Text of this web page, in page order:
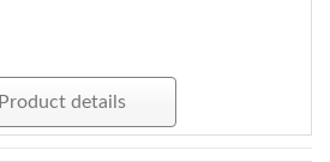
Product details